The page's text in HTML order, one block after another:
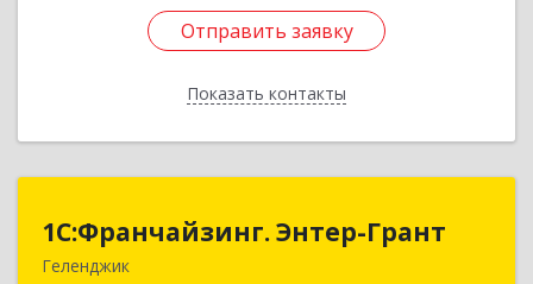
Отправить заявку
Показать контакты
Отправить заявку
Назад
1С:Франчайзинг. Энтер-Грант
Геленджик
1С:Франчайзинг. Энтер-Грант
353467, Краснодарский край, Геленджик г,